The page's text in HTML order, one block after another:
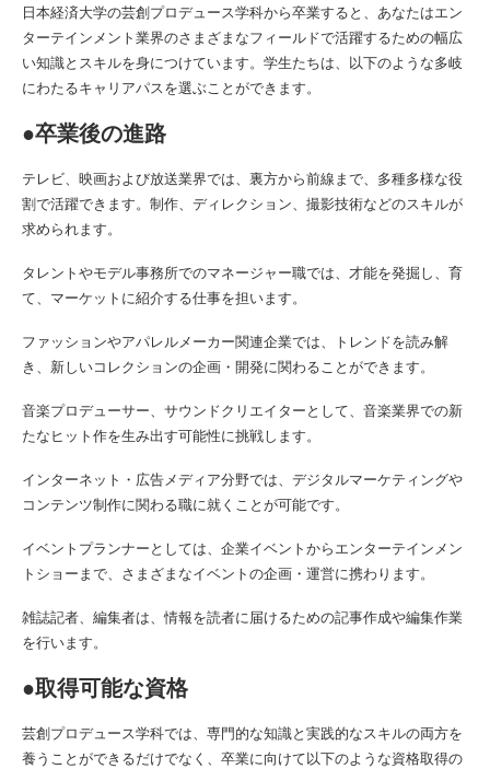
日本経済大学の芸創プロデュース学科から卒業すると、あなたはエン
ターテインメント業界のさまざまなフィールドで活躍するための幅広
い知識とスキルを身につけています。学生たちは、以下のような多岐
にわたるキャリアパスを選ぶことができます。
●卒業後の進路
テレビ、映画および放送業界では、裏方から前線まで、多種多様な役
割で活躍できます。制作、ディレクション、撮影技術などのスキルが
求められます。
タレントやモデル事務所でのマネージャー職では、才能を発掘し、育
て、マーケットに紹介する仕事を担います。
ファッションやアパレルメーカー関連企業では、トレンドを読み解
き、新しいコレクションの企画・開発に関わることができます。
音楽プロデューサー、サウンドクリエイターとして、音楽業界での新
たなヒット作を生み出す可能性に挑戦します。
インターネット・広告メディア分野では、デジタルマーケティングや
コンテンツ制作に関わる職に就くことが可能です。
イベントプランナーとしては、企業イベントからエンターテインメン
トショーまで、さまざまなイベントの企画・運営に携わります。
雑誌記者、編集者は、情報を読者に届けるための記事作成や編集作業
を行います。
●取得可能な資格
芸創プロデュース学科では、専門的な知識と実践的なスキルの両方を
養うことができるだけでなく、卒業に向けて以下のような資格取得の